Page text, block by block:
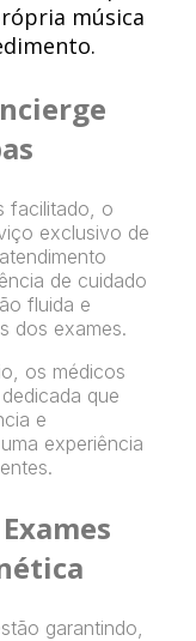
música
facilitado, o
exclusivo de
de cuidado
fluida e
dos exames.
os médicos
que
e
experiência
garantindo,